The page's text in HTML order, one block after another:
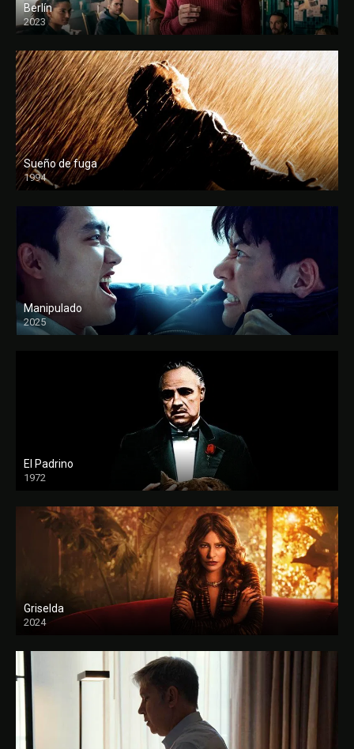
Berlín
2023
Sueño de fuga
1994
FULL HD
Manipulado
2025
El Padrino
1972
FULL HD
Griselda
2024